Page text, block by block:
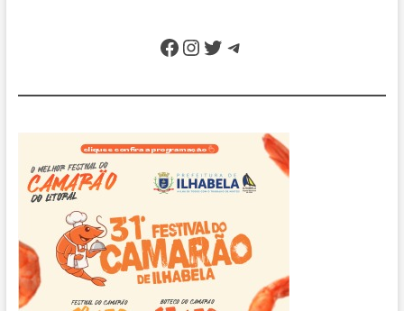
Facebook
Instagram
Twitter
Telegram